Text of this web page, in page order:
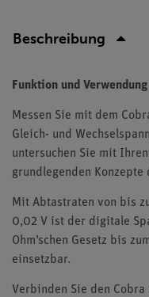
Beschreibung
Funktion und Verwendung
Messen Sie mit dem
Gleich- und
untersuchen Sie mit
grundlegenden
Mit Abtastraten von bis
0,02 V ist der digitale
Ohm’schen Gesetz bis
einsetzbar.
Verbinden Sie den Cobra